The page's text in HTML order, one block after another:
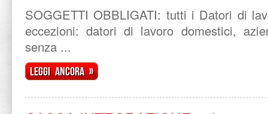
SOGGETTI OBBLIGATI: tutti i Datori di
eccezioni: datori di lavoro domestici,
senza ...
Leggi ancora »